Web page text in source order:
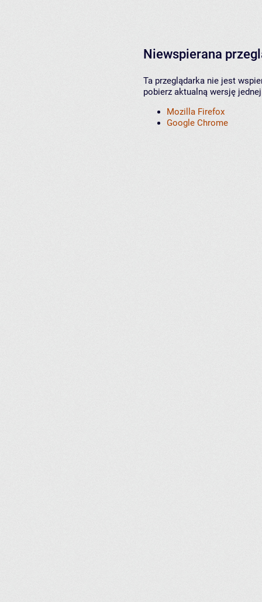
Niewspierana
Ta przeglądarka nie jest
pobierz aktualną wersję
Mozilla Firefox
Google Chrome